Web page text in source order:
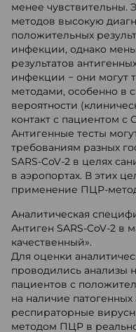
менее чувствительны.
методов высокую
положительных
инфекции, однако
результатов
инфекции − они могут
методами, особенно в
вероятности
контакт с пациентом с
Антигенные тесты
требованиям разных
SARS-CoV-2 в целях
в аэропортах. В этих
применение ПЦР-
Аналитическая
Антиген SARS-CoV-2 в
качественный».
Для оценки
проводились анализы
пациентов с
на наличие
респираторные
методом ПЦР в